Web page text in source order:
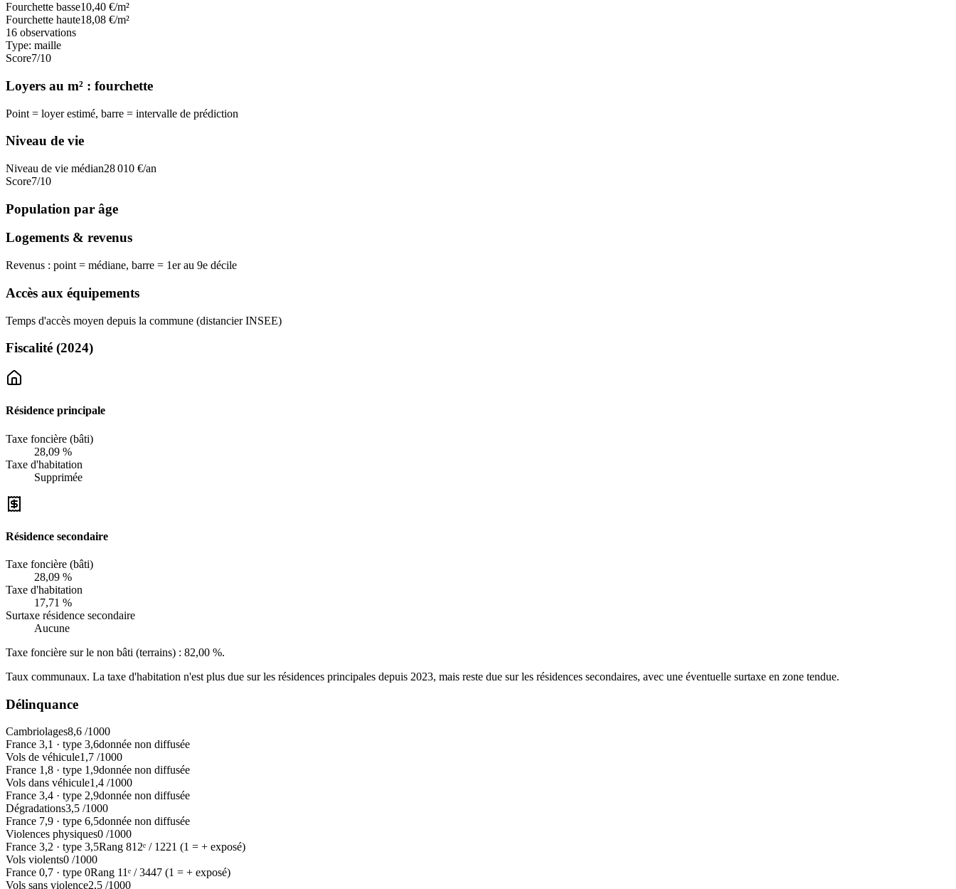
Fourchette basse10,40 €/m²
Fourchette haute18,08 €/m²
16 observations
Type: maille
Score7/10
Loyers au m² : fourchette
Point = loyer estimé, barre = intervalle de prédiction
Niveau de vie
Niveau de vie médian28 010 €/an
Score7/10
Population par âge
Logements & revenus
Revenus : point = médiane, barre = 1er au 9e décile
Accès aux équipements
Temps d'accès moyen depuis la commune (distancier INSEE)
Fiscalité (2024)
Résidence principale
Taxe foncière (bâti)
28,09 %
Taxe d'habitation
Supprimée
Résidence secondaire
Taxe foncière (bâti)
28,09 %
Taxe d'habitation
17,71 %
Surtaxe résidence secondaire
Aucune
Taxe foncière sur le non bâti (terrains) : 82,00 %.
Taux communaux. La taxe d'habitation n'est plus due sur les résidences principales depuis 2023, mais reste due sur les résidences secondaires, avec une éventuelle surtaxe en zone tendue.
Délinquance
Cambriolages8,6 /1000
France 3,1 · type 3,6donnée non diffusée
Vols de véhicule1,7 /1000
France 1,8 · type 1,9donnée non diffusée
Vols dans véhicule1,4 /1000
France 3,4 · type 2,9donnée non diffusée
Dégradations3,5 /1000
France 7,9 · type 6,5donnée non diffusée
Violences physiques0 /1000
France 3,2 · type 3,5Rang 812ᵉ / 1221 (1 = + exposé)
Vols violents0 /1000
France 0,7 · type 0Rang 11ᵉ /3447 (1 = + exposé)
Vols sans violence2,5 /1000